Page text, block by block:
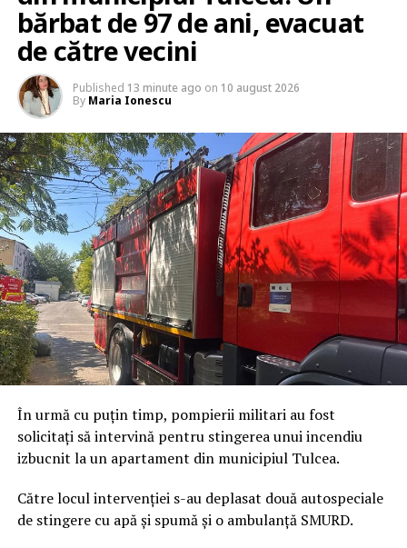
bărbat de 97 de ani, evacuat
de către vecini
Published 13 minute ago on 10 august 2026
By Maria Ionescu
În urmă cu puțin timp, pompierii militari au fost
solicitați să intervină pentru stingerea unui incendiu
izbucnit la un apartament din municipiul Tulcea.
Către locul intervenției s-au deplasat două autospeciale
de stingere cu apă și spumă și o ambulanță SMURD.